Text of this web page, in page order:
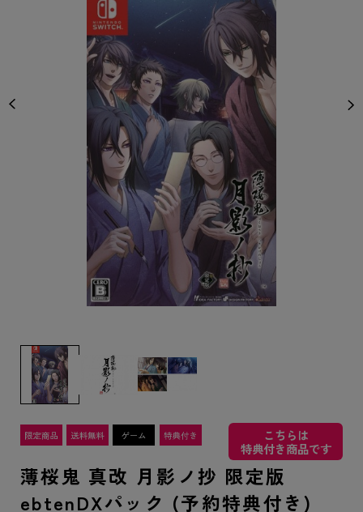
こちらは
特典付き商品です
薄桜鬼 真改 月影ノ抄 限定版
ebtenDXパック (予約特典付き)